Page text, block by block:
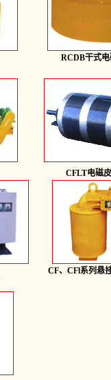
RCDB干式
CFLT电磁
CF、CFl系列悬